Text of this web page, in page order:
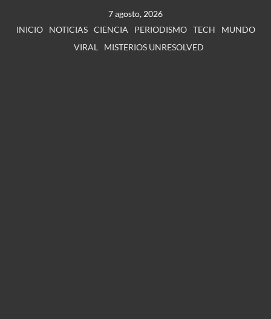
7 agosto, 2026
INICIO
NOTICIAS CIENCIA PERIODISMO TECH
MUNDO
VIRAL
MISTERIOS UNRESOLVED